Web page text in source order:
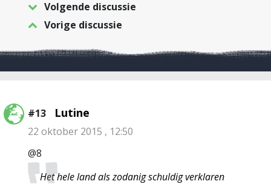
Volgende discussie
Vorige discussie
#13 Lutine
22 oktober 2015 , 12:50
@8
Het hele land als zodanig schuldig verklaren